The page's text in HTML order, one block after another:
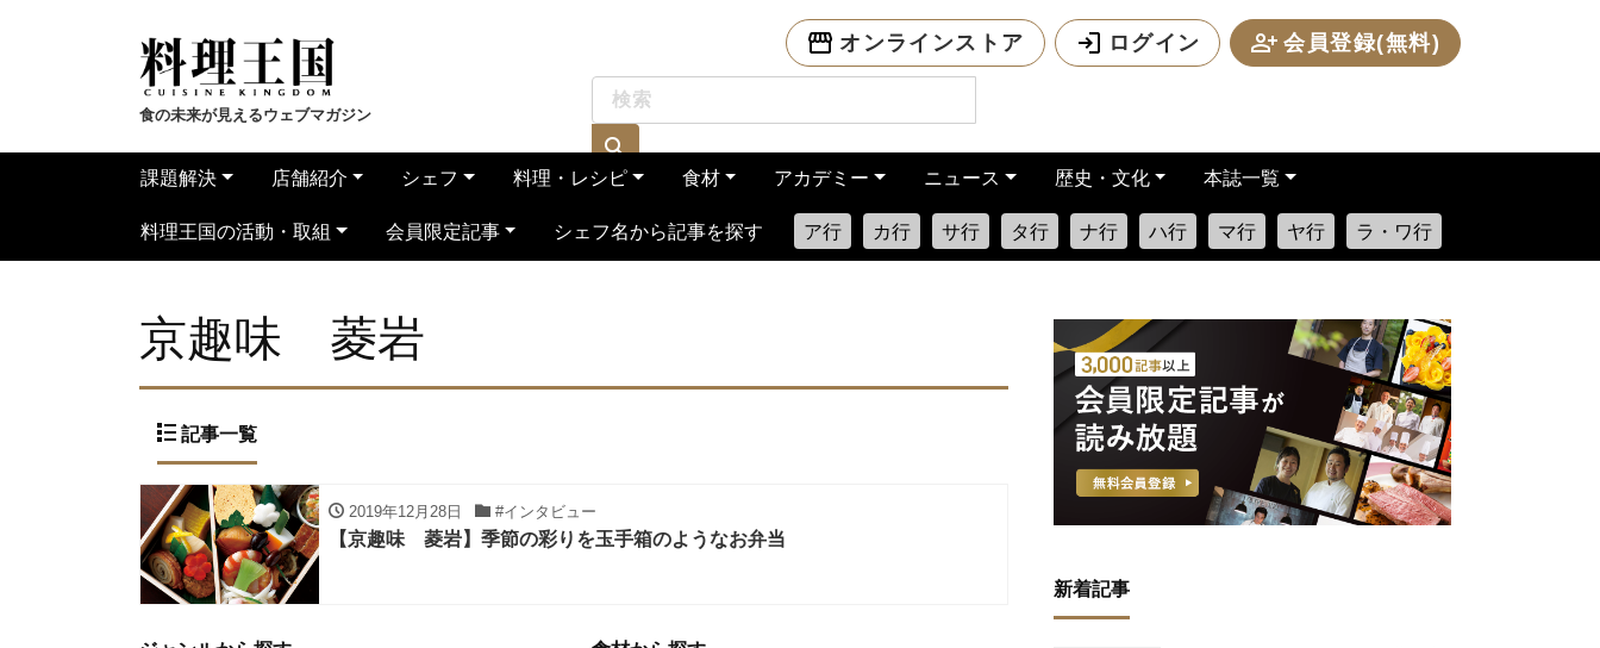
食の未来が見えるウェブマガジン
オンラインストア ログイン 会員登録(無料)
課題解決 店舗紹介 シェフ 料理・レシピ 食材 アカデミー ニュース 歴史・文化 本誌一覧
料理王国の活動・取組 会員限定記事 シェフ名から記事を探す ア行 カ行 サ行 タ行 ナ行 ハ行 マ行 ヤ行 ラ・ワ行
京趣味 菱岩
記事一覧
2019年12月28日 #インタビュー
【京趣味 菱岩】季節の彩りを玉手箱のようなお弁当
新着記事